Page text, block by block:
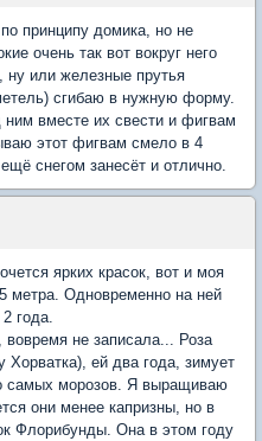
принципу домика, но не
очень так вот вокруг него
ну или железные прутья
сгибаю в нужную форму.
ним вместе их свести и фигвам
этот фигвам смело в 4
снегом занесёт и отлично.
ярких красок, вот и моя
метра. Одновременно на ней
года.
не записала... Роза
Хорватка), ей два года, зимует
самых морозов. Я выращиваю
они менее капризны, но в
Флорибунды. Она в этом году